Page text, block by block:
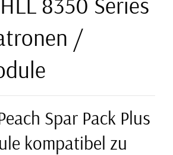
/
Spar Pack Plus
kompatibel zu